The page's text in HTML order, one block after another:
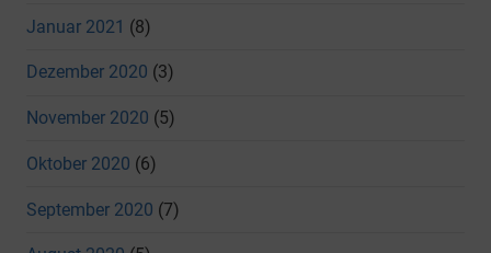
Januar 2021 (8)
Dezember 2020 (3)
November 2020 (5)
Oktober 2020 (6)
September 2020 (7)